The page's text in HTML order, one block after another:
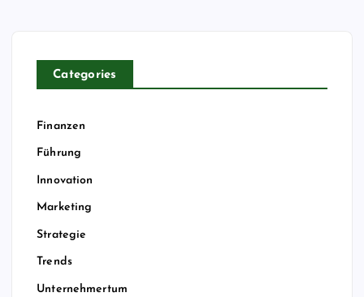
Categories
Finanzen
Führung
Innovation
Marketing
Strategie
Trends
Unternehmertum